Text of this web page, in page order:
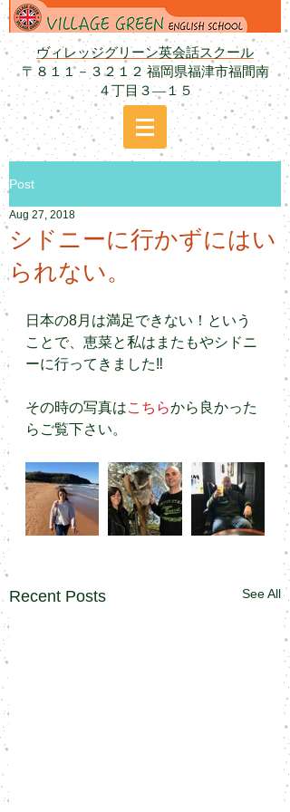
ヴィレッジグリーン英会話スクール
〒８１１－３２１２ 福岡県福津市福間南
４丁目３―１５
Post
シドニーに行かずにはい
られない。
Aug 27, 2018
日本の8月は満足できない！という
ことで、恵菜と私はまたもやシドニ
ーに行ってきました‼︎
その時の写真はこちらから良かった
らご覧下さい。
Recent Posts See All